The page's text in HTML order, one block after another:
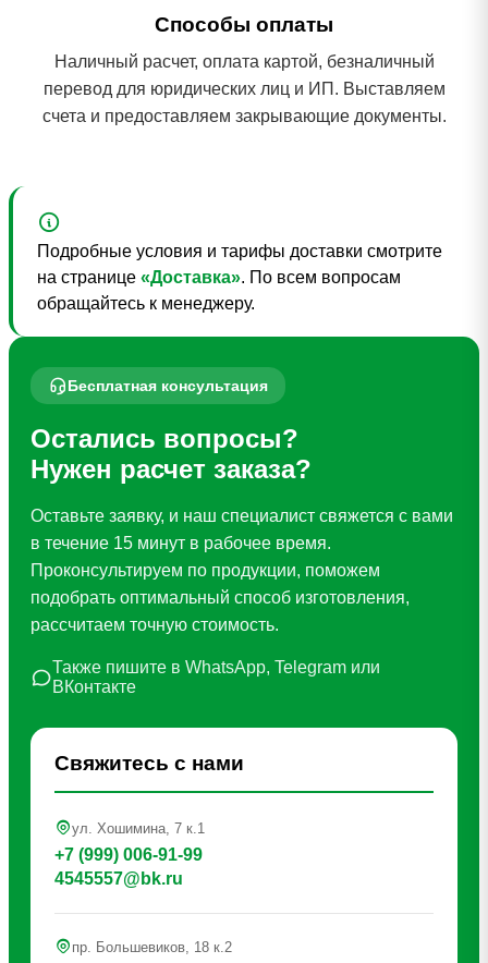
Способы оплаты
Наличный расчет, оплата картой, безналичный
перевод для юридических лиц и ИП. Выставляем
счета и предоставляем закрывающие документы.
Подробные условия и тарифы доставки смотрите
на странице «Доставка». По всем вопросам
обращайтесь к менеджеру.
Бесплатная консультация
Остались вопросы?
Нужен расчет заказа?
Оставьте заявку, и наш специалист свяжется с вами
в течение 15 минут в рабочее время.
Проконсультируем по продукции, поможем
подобрать оптимальный способ изготовления,
рассчитаем точную стоимость.
Также пишите в WhatsApp, Telegram или
ВКонтакте
Свяжитесь с нами
ул. Хошимина, 7 к.1
+7 (999) 006-91-99
4545557@bk.ru
пр. Большевиков, 18 к.2